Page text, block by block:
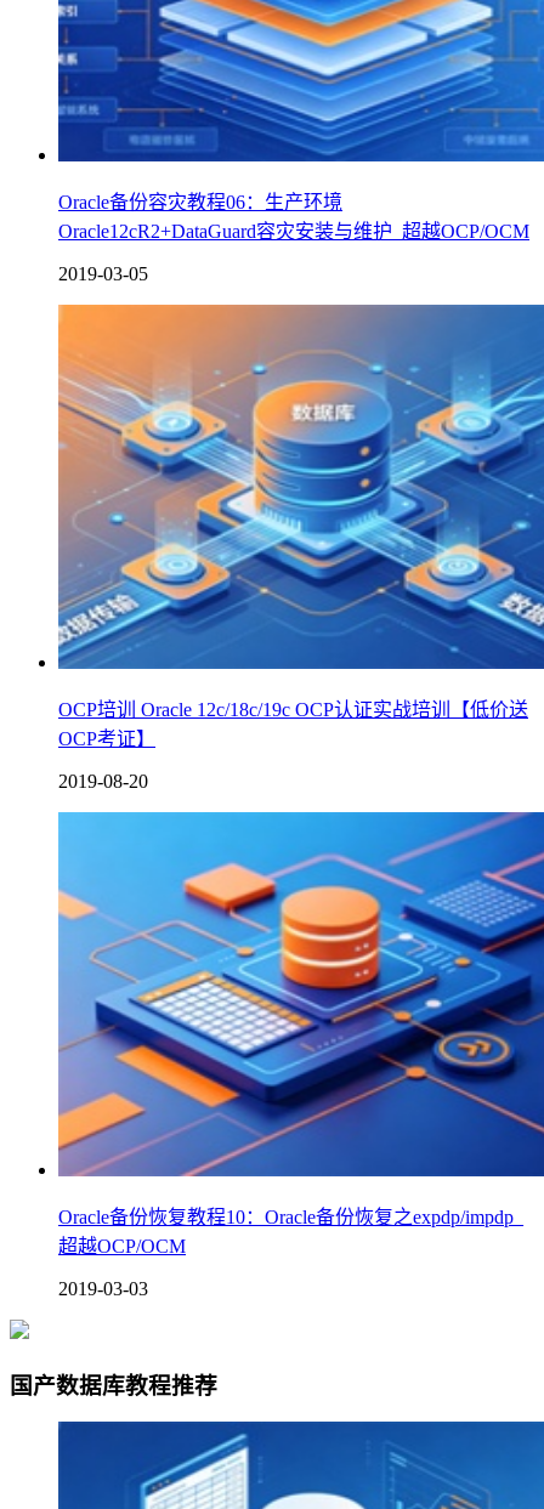
Oracle备份容灾教程06：生产环境
Oracle12cR2+DataGuard容灾安装与维护_超越OCP/OCM
2019-03-05
OCP培训 Oracle 12c/18c/19c OCP认证实战培训【低价送
OCP考证】
2019-08-20
Oracle备份恢复教程10：Oracle备份恢复之expdp/impdp_
超越OCP/OCM
2019-03-03
国产数据库教程推荐